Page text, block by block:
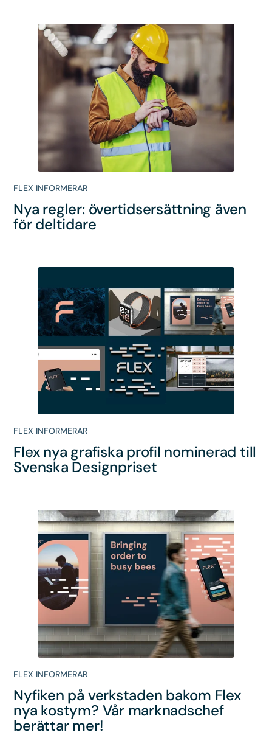
FLEX INFORMERAR
Nya regler: övertidsersättning även
för deltidare
FLEX INFORMERAR
Flex nya grafiska profil nominerad till
Svenska Designpriset
FLEX INFORMERAR
Nyfiken på verkstaden bakom Flex
nya kostym? Vår marknadschef
berättar mer!